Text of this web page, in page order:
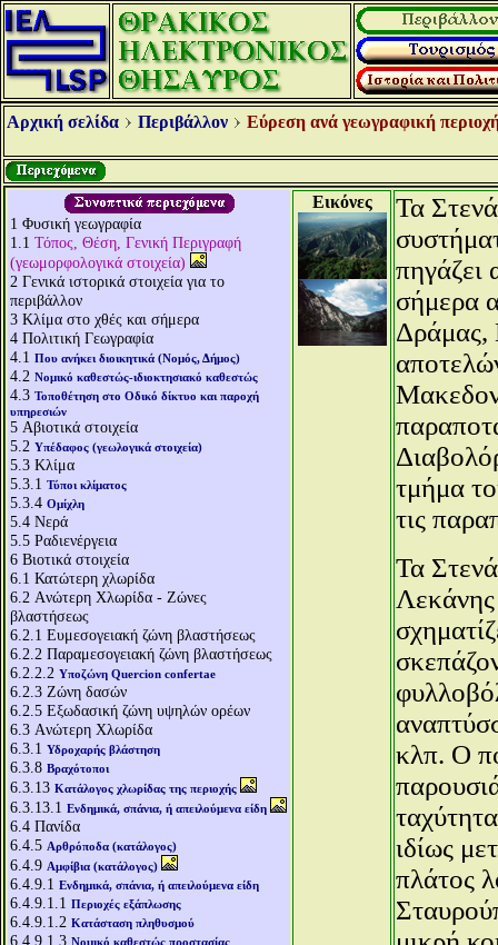
Αρχική σελίδα Περιβάλλον Εύρεση ανά γεωγραφική
1 Φυσική γεωγραφία
1.1 Τόπος, Θέση, Γενική Περιγραφή
(γεωμορφολογικά στοιχεία)
2 Γενικά ιστορικά στοιχεία για το
περιβάλλον
3 Κλίμα στο χθές και σήμερα
4 Πολιτική Γεωγραφία
4.1 Που ανήκει διοικητικά (Νομός, Δήμος)
4.2 Νομικό καθεστώς-ιδιοκτησιακό καθεστώς
4.3 Τοποθέτηση στο Οδικό δίκτυο και παροχή
υπηρεσιών
5 Αβιοτικά στοιχεία
5.2 Υπέδαφος (γεωλογικά στοιχεία)
5.3 Κλίμα
5.3.1 Τύποι κλίματος
5.3.4 Ομίχλη
5.4 Νερά
5.5 Ραδιενέργεια
6 Βιοτικά στοιχεία
6.1 Κατώτερη χλωρίδα
6.2 Aνώτερη Χλωρίδα - Ζώνες
βλαστήσεως
6.2.1 Ευμεσογειακή ζώνη βλαστήσεως
6.2.2 Παραμεσογειακή ζώνη βλαστήσεως
6.2.2.2 Υποζώνη Quercion confertae
6.2.3 Ζώνη δασών
6.2.5 Εξωδασική ζώνη υψηλών ορέων
6.3 Aνώτερη Χλωρίδα
6.3.1 Υδροχαρής βλάστηση
6.3.8 Βραχότοποι
6.3.13 Κατάλογος χλωρίδας της περιοχής
6.3.13.1 Ενδημικά, σπάνια, ή απειλούμενα είδη
6.4 Πανίδα
6.4.5 Αρθρόποδα (κατάλογος)
6.4.9 Αμφίβια (κατάλογος)
6.4.9.1 Ενδημικά, σπάνια, ή απειλούμενα είδη
6.4.9.1.1 Περιοχές εξάπλωσης
6.4.9.1.2 Κατάσταση πληθυσμού
6.4.9.1.3 Νομικό καθεστώς προστασίας
Εικόνες
Τα
πηγάζει
σήμερα
Δράμας,
τμήμα
τις
Τα
κλπ. Ο
ιδίως
πλάτος